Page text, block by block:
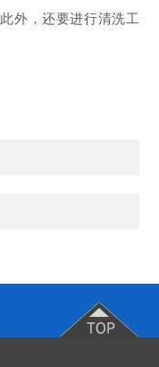
外，还要进行清洗工